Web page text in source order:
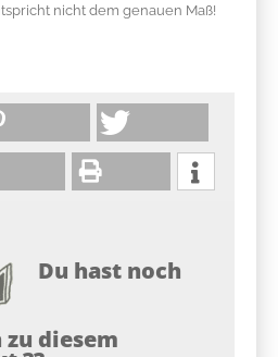
nicht dem genauen Maß!
Du hast noch
zu diesem